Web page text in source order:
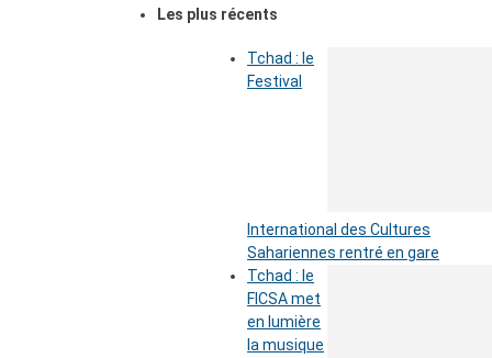
Les plus récents
Tchad : le
Festival
International des Cultures
Sahariennes rentré en gare
Tchad : le
FICSA met
en lumière
la musique